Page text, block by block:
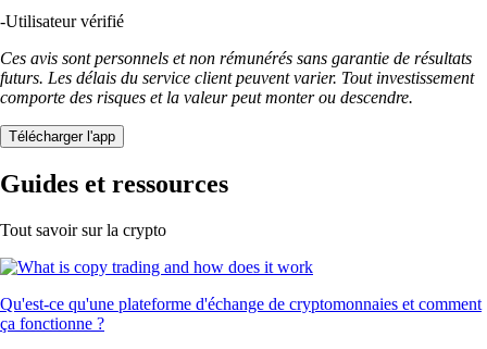
-Utilisateur vérifié
Ces avis sont personnels et non rémunérés sans garantie de résultats
futurs. Les délais du service client peuvent varier. Tout investissement
comporte des risques et la valeur peut monter ou descendre.
Télécharger l'app
Guides et ressources
Tout savoir sur la crypto
Qu'est-ce qu'une plateforme d'échange de cryptomonnaies et comment
ça fonctionne ?